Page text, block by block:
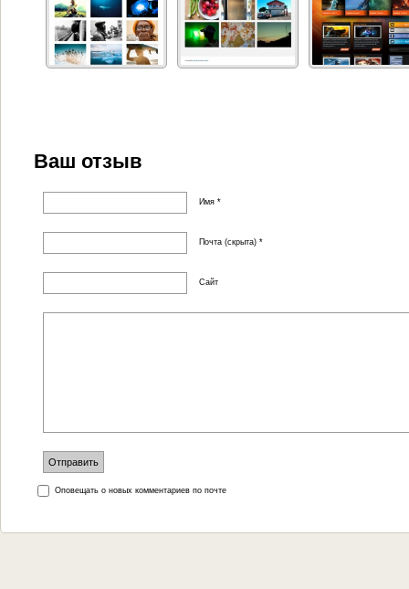
Ваш отзыв
Имя *
Почта (скрыта) *
Сайт
Оповещать о новых комментариев по почте